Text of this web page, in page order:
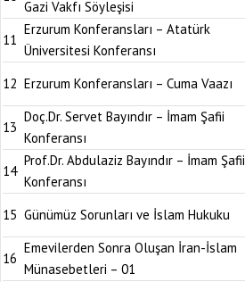
Gazi Vakfı Söyleşisi
11
Erzurum Konferansları – Atatürk
Üniversitesi Konferansı
12 Erzurum Konferansları – Cuma Vaazı
13
Doç.Dr. Servet Bayındır – İmam Şafii
Konferansı
14
Prof.Dr. Abdulaziz Bayındır – İmam Şafii
Konferansı
15 Günümüz Sorunları ve İslam Hukuku
16
Emevilerden Sonra Oluşan İran-İslam
Münasebetleri – 01